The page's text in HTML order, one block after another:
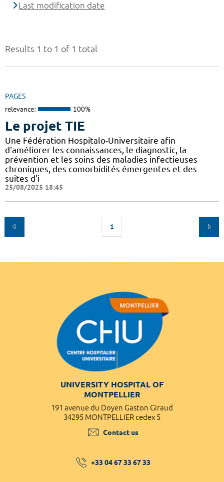
Results 1 to 1 of 1 total
PAGES
relevance: 100%
Le projet TIE
Une Fédération Hospitalo-Universitaire afin
d'améliorer les connaissances, le diagnostic, la
prévention et les soins des maladies infectieuses
chroniques, des comorbidités émergentes et des
suites d'i
25/08/2025 18:45
1
Last modification date
UNIVERSITY HOSPITAL OF
MONTPELLIER
191 avenue du Doyen Gaston Giraud
34295 MONTPELLIER cedex 5
Contact us
+33 04 67 33 67 33